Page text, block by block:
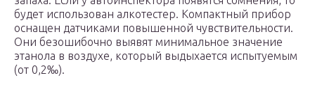
будет использован алкотестер. Компактный прибор
оснащен датчиками повышенной чувствительности.
Они безошибочно выявят минимальное значение
этанола в воздухе, который выдыхается испытуемым
(от 0,2‰).